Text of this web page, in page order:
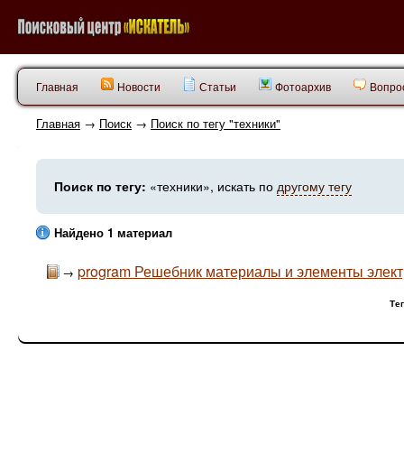
Главная Новости Статьи Фотоархив
Главная → Поиск → Поиск по тегу "техники"
Поиск по тегу: «техники», искать по другому тегу
Найдено 1 материал
→ program Решебник материалы и элементы